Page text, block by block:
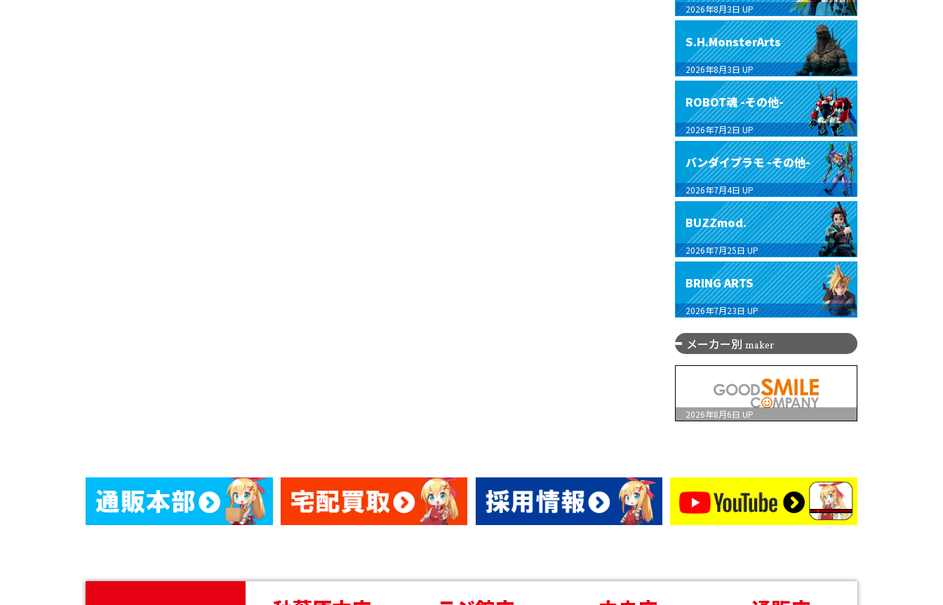
2026年8月3日 UP
S.H.MonsterArts
2026年8月3日 UP
ROBOT魂 -その他-
2026年7月2日 UP
バンダイプラモ -その他-
2026年7月4日 UP
BUZZmod.
2026年7月25日 UP
BRING ARTS
2026年7月23日 UP
メーカー別 maker
2026年8月6日 UP